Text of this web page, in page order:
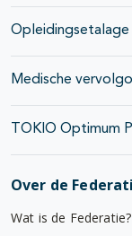
Opleidingsetalage
Medische
TOKIO Optimum
Over de
Wat is de Federatie?